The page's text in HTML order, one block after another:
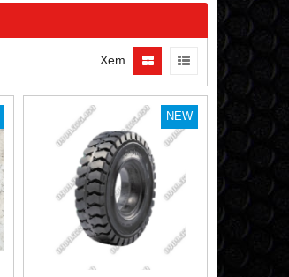
Xem
NEW